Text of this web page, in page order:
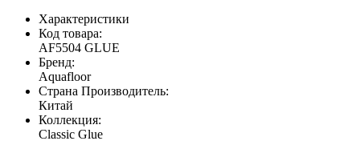
Характеристики
Код товара:
AF5504 GLUE
Бренд:
Aquafloor
Страна Производитель:
Китай
Коллекция:
Classic Glue